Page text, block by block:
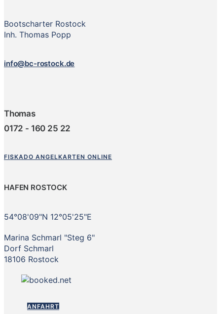
Bootscharter Rostock
Inh. Thomas Popp
info@bc-rostock.de
Thomas
0172 - 160 25 22
FISKADO ANGELKARTEN ONLINE
HAFEN ROSTOCK
54°08'09"N 12°05'25"E
Marina Schmarl "Steg 6"
Dorf Schmarl
18106 Rostock
ANFAHRT